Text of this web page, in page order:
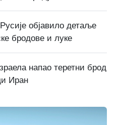
објавило детаље
бродове и луке
напао теретни брод
Иран